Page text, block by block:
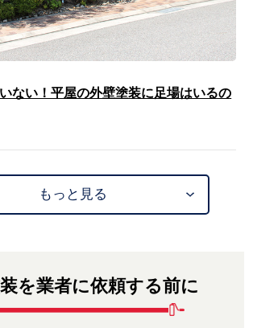
ない！平屋の外壁塗装に足場はいるの
もっと見る
を業者に依頼する前に